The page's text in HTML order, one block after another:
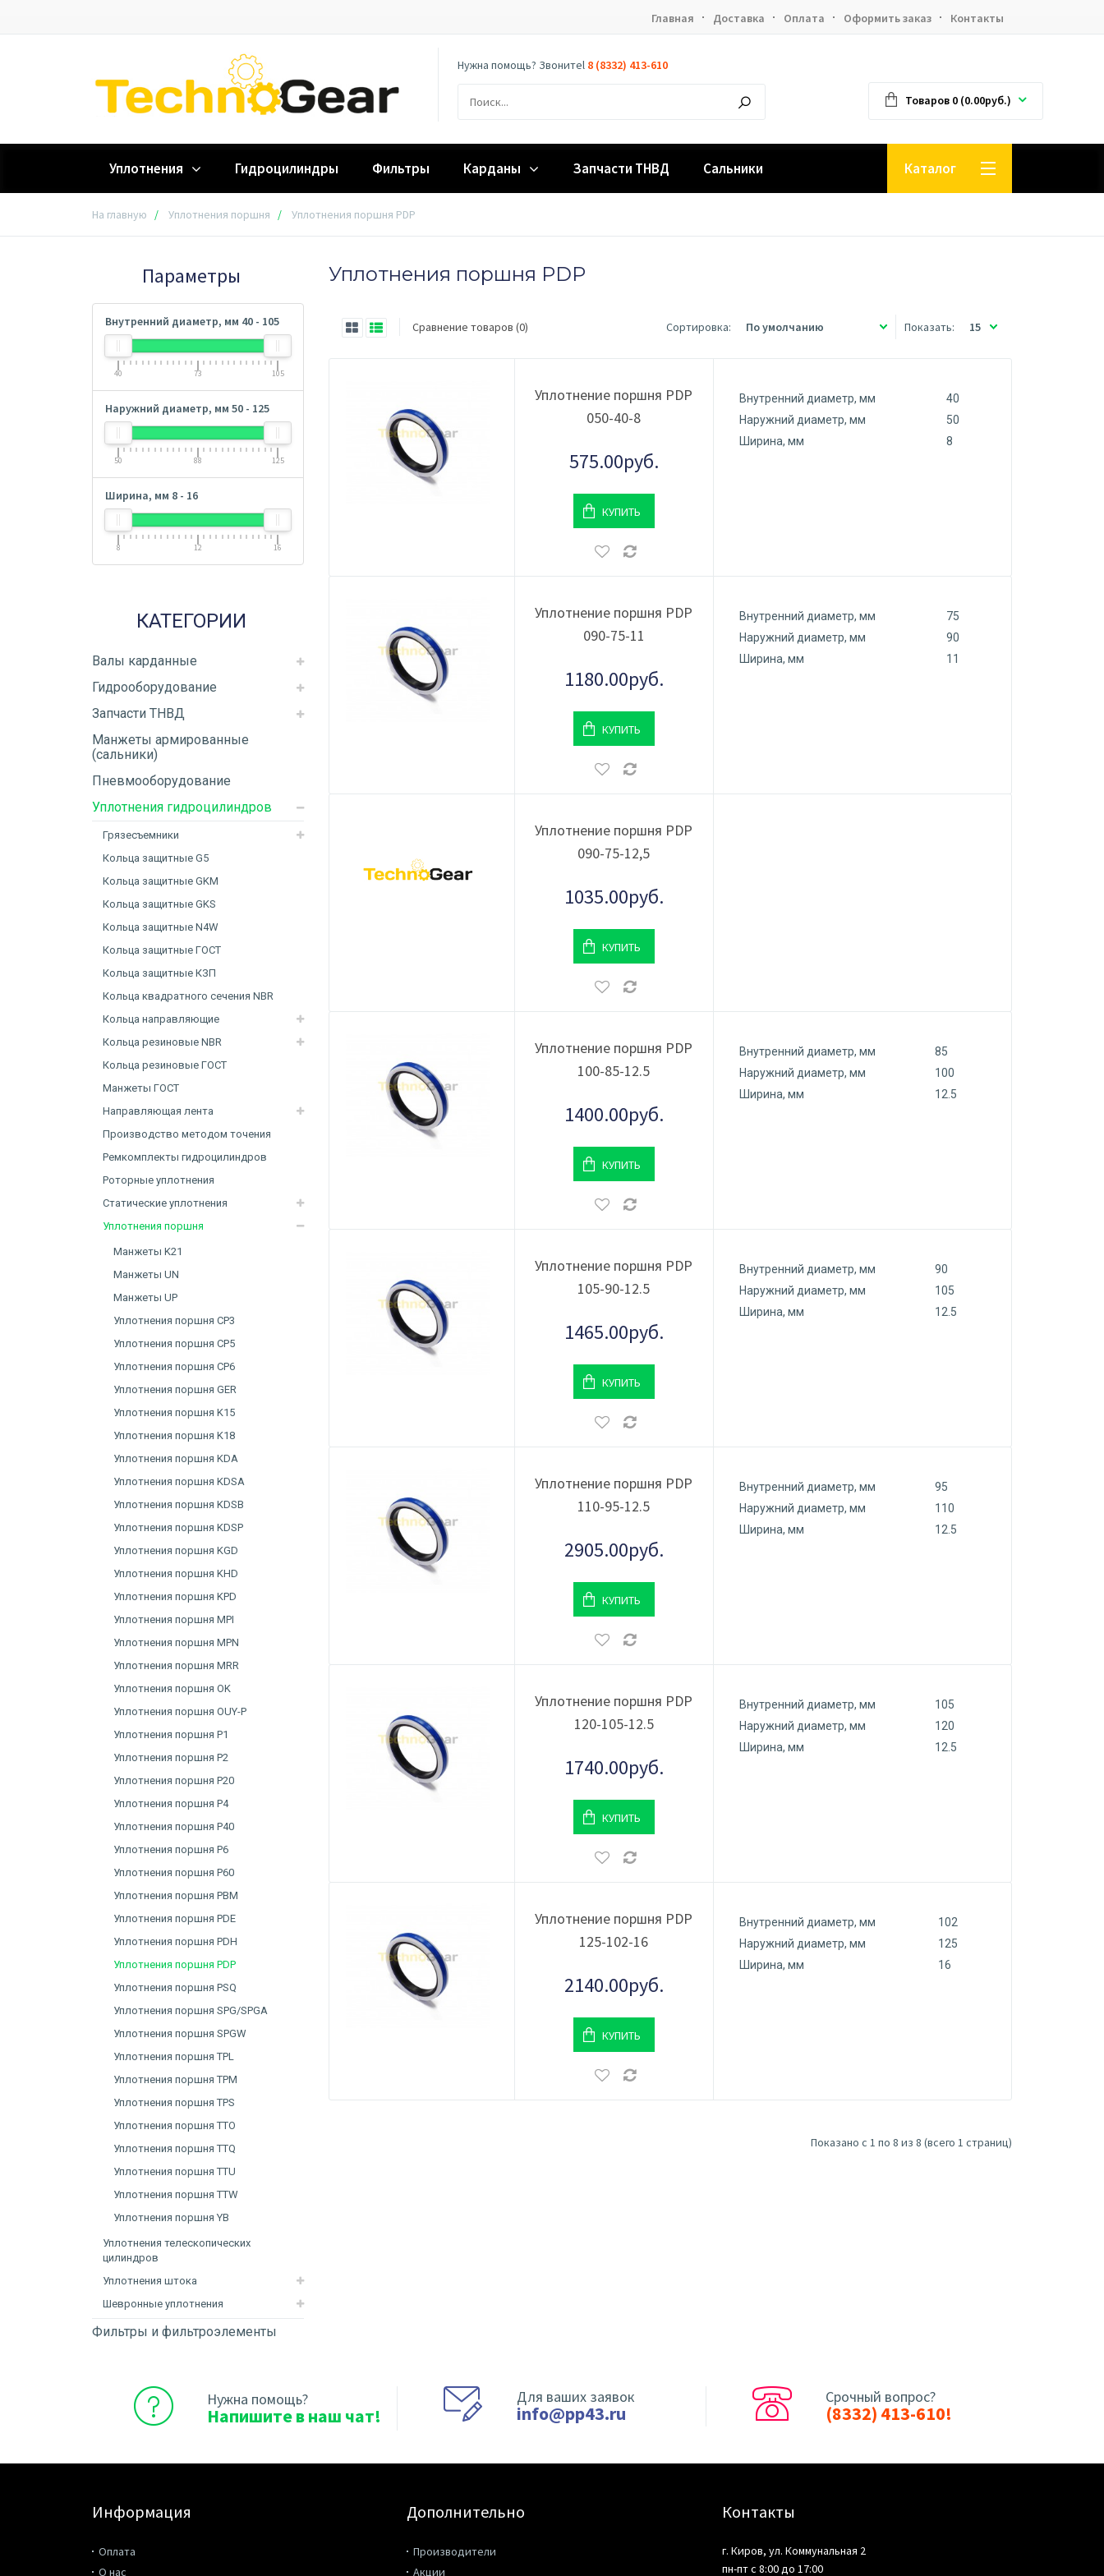
Главная Доставка Оплата Оформить заказ Контакты
Нужна помощь? Звонитеl 8 (8332) 413-610
Товаров 0 (0.00руб.)
Уплотнения Гидроцилиндры Фильтры Карданы Запчасти ТНВД Каталог
Сальники
На главную Уплотнения поршня Уплотнения поршня PDP
Параметры
Внутренний диаметр, мм 40 - 105
40 73 105
Наружний диаметр, мм 50 - 125
50 88 125
Ширина, мм 8 - 16
8 12 16
КАТЕГОРИИ
Валы карданные
Гидрооборудование
Запчасти ТНВД
Манжеты армированные
(сальники)
Пневмооборудование
Уплотнения гидроцилиндров
Грязесъемники
Кольца защитные G5
Кольца защитные GKM
Кольца защитные GKS
Кольца защитные N4W
Кольца защитные ГОСТ
Кольца защитные КЗП
Кольца квадратного сечения NBR
Кольца направляющие
Кольца резиновые NBR
Кольца резиновые ГОСТ
Манжеты ГОСТ
Направляющая лента
Производство методом точения
Ремкомплекты гидроцилиндров
Роторные уплотнения
Статические уплотнения
Уплотнения поршня
Манжеты K21
Манжеты UN
Манжеты UP
Уплотнения поршня CP3
Уплотнения поршня CP5
Уплотнения поршня CP6
Уплотнения поршня GER
Уплотнения поршня K15
Уплотнения поршня K18
Уплотнения поршня KDA
Уплотнения поршня KDSA
Уплотнения поршня KDSB
Уплотнения поршня KDSP
Уплотнения поршня KGD
Уплотнения поршня KHD
Уплотнения поршня KPD
Уплотнения поршня MPI
Уплотнения поршня MPN
Уплотнения поршня MRR
Уплотнения поршня OK
Уплотнения поршня OUY-P
Уплотнения поршня P1
Уплотнения поршня P2
Уплотнения поршня P20
Уплотнения поршня P4
Уплотнения поршня P40
Уплотнения поршня P6
Уплотнения поршня P60
Уплотнения поршня PBM
Уплотнения поршня PDE
Уплотнения поршня PDH
Уплотнения поршня PDP
Уплотнения поршня PSQ
Уплотнения поршня SPG/SPGA
Уплотнения поршня SPGW
Уплотнения поршня TPL
Уплотнения поршня TPM
Уплотнения поршня TPS
Уплотнения поршня TTO
Уплотнения поршня TTQ
Уплотнения поршня TTU
Уплотнения поршня TTW
Уплотнения поршня YB
Уплотнения телескопических
цилиндров
Уплотнения штока
Шевронные уплотнения
Фильтры и фильтроэлементы
Уплотнения поршня PDP
Сравнение товаров (0) Сортировка: Показать:
Уплотнение поршня PDP
050-40-8
575.00руб.
КУПИТЬ
Внутренний диаметр, мм
40
Наружний диаметр, мм
50
Ширина, мм
8
Уплотнение поршня PDP
090-75-11
1180.00руб.
КУПИТЬ
Внутренний диаметр, мм
75
Наружний диаметр, мм
90
Ширина, мм
11
Уплотнение поршня PDP
090-75-12,5
1035.00руб.
КУПИТЬ
Уплотнение поршня PDP
100-85-12.5
1400.00руб.
КУПИТЬ
Внутренний диаметр, мм
85
Наружний диаметр, мм
100
Ширина, мм
12.5
Уплотнение поршня PDP
105-90-12.5
1465.00руб.
КУПИТЬ
Внутренний диаметр, мм
90
Наружний диаметр, мм
105
Ширина, мм
12.5
Уплотнение поршня PDP
110-95-12.5
2905.00руб.
КУПИТЬ
Внутренний диаметр, мм
95
Наружний диаметр, мм
110
Ширина, мм
12.5
Уплотнение поршня PDP
120-105-12.5
1740.00руб.
КУПИТЬ
Внутренний диаметр, мм
105
Наружний диаметр, мм
120
Ширина, мм
12.5
Уплотнение поршня PDP
125-102-16
2140.00руб.
КУПИТЬ
Внутренний диаметр, мм
102
Наружний диаметр, мм
125
Ширина, мм
16
Показано с 1 по 8 из 8 (всего 1 страниц)
Нужна помощь?
Напишите в наш чат!
Для ваших заявок
info@pp43.ru
Срочный вопрос?
(8332) 413-610!
Информация
Оплата
О нас
Дополнительно
Производители
Акции
Контакты
г. Киров, ул. Коммунальная 2
пн-пт с 8:00 до 17:00